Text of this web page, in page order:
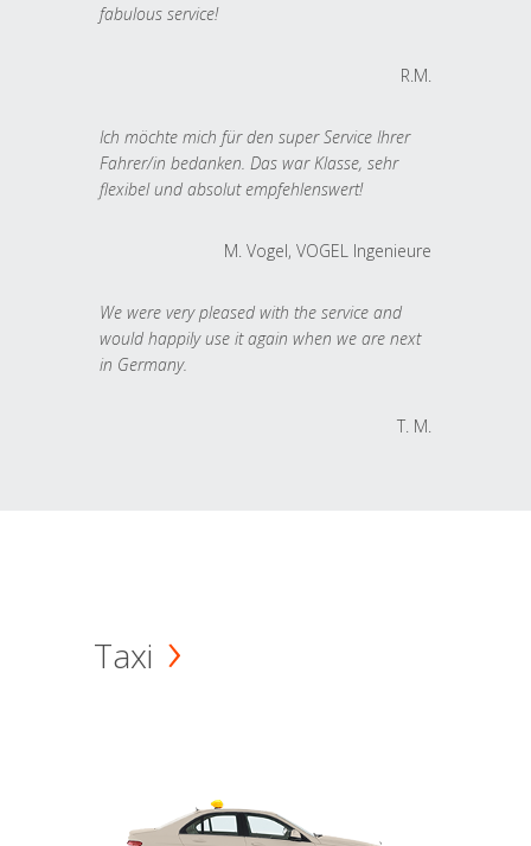
fabulous service!
R.M.
Ich möchte mich für den super Service Ihrer
Fahrer/in bedanken. Das war Klasse, sehr
flexibel und absolut empfehlenswert!
M. Vogel, VOGEL Ingenieure
We were very pleased with the service and
would happily use it again when we are next
in Germany.
T. M.
Taxi